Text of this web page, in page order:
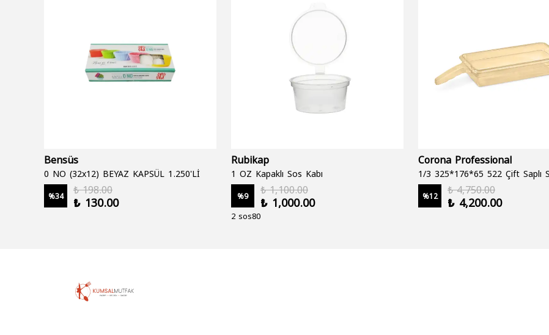
Bensüs
0 NO (32x12) BEYAZ KAPSÜL 1.250'Lİ
%34
₺ 198.00
₺ 130.00
Rubikap
1 OZ Kapaklı Sos Kabı
%9
₺ 1,100.00
₺ 1,000.00
2 sos80
Corona Professional
%12
₺ 4,750.00
₺ 4,200.00